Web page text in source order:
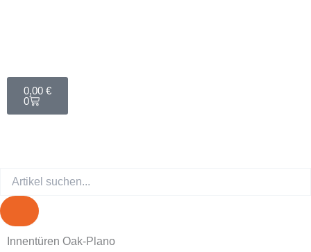
0,00 €
0
Warenkorb
Innentüren Oak-Plano